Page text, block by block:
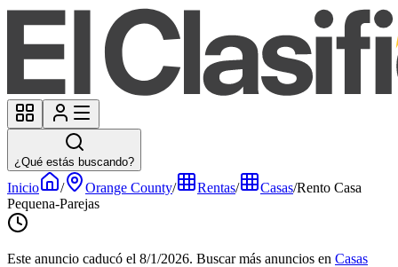
¿Qué estás buscando?
Inicio / Orange County/ Rentas/ Casas/Rento Casa
Pequena-Parejas
Este anuncio caducó el 8/1/2026. Buscar más anuncios en Casas